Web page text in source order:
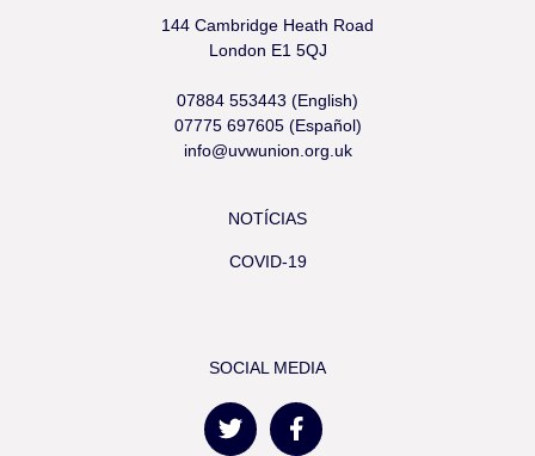
144 Cambridge Heath Road
London E1 5QJ
07884 553443 (English)
07775 697605 (Español)
info@uvwunion.org.uk
NOTÍCIAS
COVID-19
SOCIAL MEDIA